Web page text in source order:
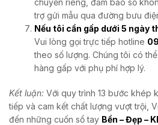
trợ gửi mẫu qua đường bưu
Nếu tôi cần gấp dưới 5 ngày
Vui lòng gọi trực tiếp hotline
theo số lượng. Chúng tôi có
hàng gấp với phụ phí hợp lý.
Kết luận: Với quy trình 13 bước khép
tiếp và cam kết chất lượng vượt trội,
đến những cuốn sổ tay Bền – Đẹp –